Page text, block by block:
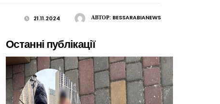
АВТОР: BESSARABIANEWS
21.11.2024
Останні публікації